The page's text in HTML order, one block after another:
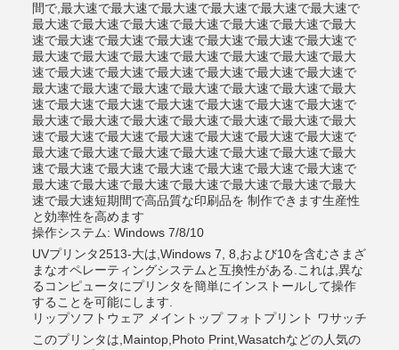
間で,最大速で最大速で最大速で最大速で最大速で最大速で
最大速で最大速で最大速で最大速で最大速で最大速で最大
速で最大速で最大速で最大速で最大速で最大速で最大速で
最大速で最大速で最大速で最大速で最大速で最大速で最大
速で最大速で最大速で最大速で最大速で最大速で最大速で
最大速で最大速で最大速で最大速で最大速で最大速で最大
速で最大速で最大速で最大速で最大速で最大速で最大速で
最大速で最大速で最大速で最大速で最大速で最大速で最大
速で最大速で最大速で最大速で最大速で最大速で最大速で
最大速で最大速で最大速で最大速で最大速で最大速で最大
速で最大速で最大速で最大速で最大速で最大速で最大速で
最大速で最大速で最大速で最大速で最大速で最大速で最大
速で最大速短期間で高品質な印刷品を 制作できます生産性
と効率性を高めます
操作システム: Windows 7/8/10
UVプリンタ2513-大は,Windows 7, 8,および10を含むさまざ
まなオペレーティングシステムと互換性がある.これは,異な
るコンピュータにプリンタを簡単にインストールして操作
することを可能にします.
リップソフトウェア メイントップ フォトプリント ワサッチ
このプリンタは,Maintop,Photo Print,Wasatchなどの人気の